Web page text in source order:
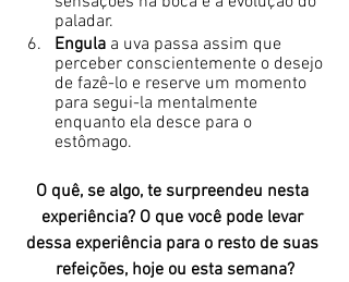
paladar.
Engula a uva passa assim que
perceber conscientemente o desejo
de fazê-lo e reserve um momento
para segui-la mentalmente
enquanto ela desce para o
estômago.
O quê, se algo, te surpreendeu nesta
experiência? O que você pode levar
dessa experiência para o resto de suas
refeições, hoje ou esta semana?